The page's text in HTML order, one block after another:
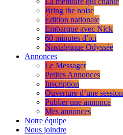
Bring the noise
Édition nationale
Embarque avec Nick
60 minutes d’ici
Nostalgique Odyssée
Annonces
Le Messager
Petites Annonces
Inscription
Ouverture d’une session
Publier une annonce
Mes annonces
Notre équipe
Nous joindre